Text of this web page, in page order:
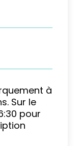
à
Sur le
pour